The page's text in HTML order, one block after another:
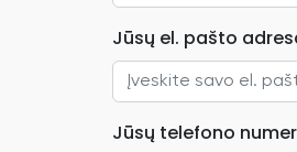
Jūsų el. pašto
Jūsų telefono